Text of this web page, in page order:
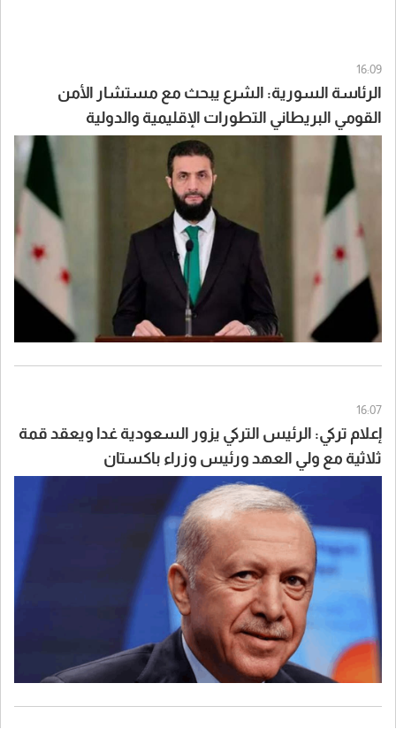
16:09
الرئاسة السورية: الشرع يبحث مع مستشار الأمن
القومي البريطاني التطورات الإقليمية والدولية
16:07
إعلام تركي: الرئيس التركي يزور السعودية غدا ويعقد قمة
ثلاثية مع ولي العهد ورئيس وزراء باكستان